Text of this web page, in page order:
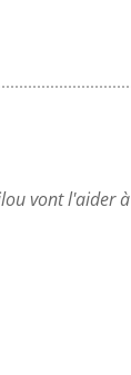
vont l'aider à